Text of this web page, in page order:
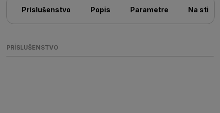
Príslušenstvo Popis Parametre Na
PRÍSLUŠENSTVO